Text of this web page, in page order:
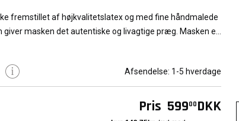
fremstillet af højkvalitetslatex og med fine håndmalede
giver masken det autentiske og livagtige præg. Masken er
og dækker derfor både ansigt og baghoved.
LED effekt
Afsendelse: 1-5 hverdage
Pris 59900 DKK